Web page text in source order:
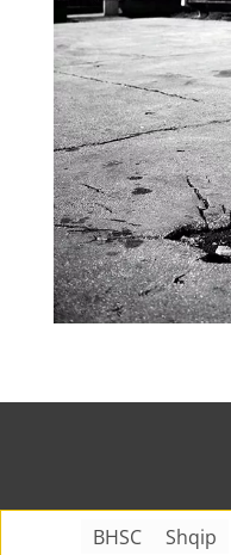
BHSC Shqip